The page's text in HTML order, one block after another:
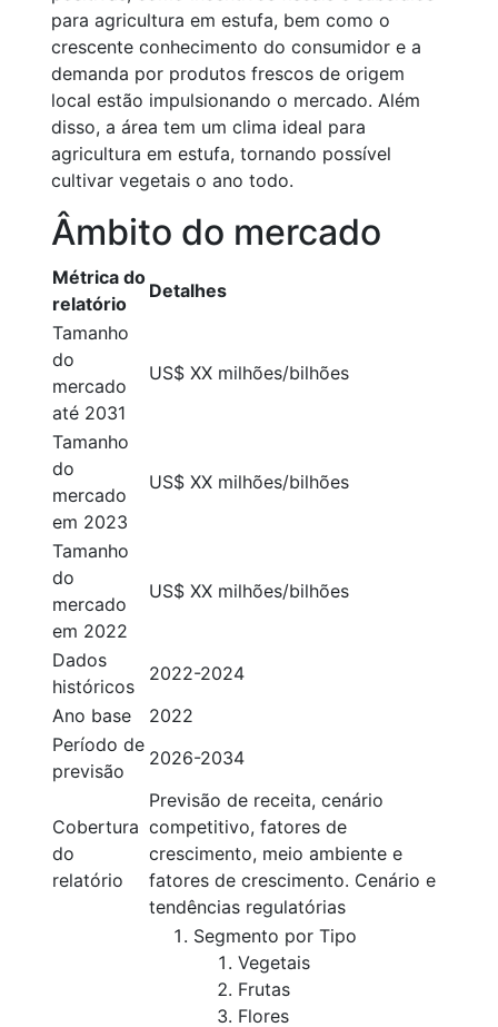
para agricultura em estufa, bem como o
crescente conhecimento do consumidor e a
demanda por produtos frescos de origem
local estão impulsionando o mercado. Além
disso, a área tem um clima ideal para
agricultura em estufa, tornando possível
cultivar vegetais o ano todo.
Âmbito do mercado
Métrica do
relatório
Detalhes
Tamanho
do
mercado
até 2031
US$ XX milhões/bilhões
Tamanho
do
mercado
em 2023
US$ XX milhões/bilhões
Tamanho
do
mercado
em 2022
US$ XX milhões/bilhões
Dados
históricos
2022-2024
Ano base
2022
Período de
previsão
2026-2034
Cobertura
do
relatório
Previsão de receita, cenário
competitivo, fatores de
crescimento, meio ambiente e
fatores de crescimento. Cenário e
tendências regulatórias
Segmento por Tipo
Vegetais
Frutas
Flores